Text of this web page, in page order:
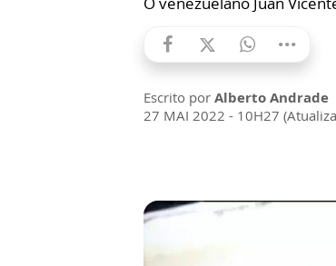
Escrito por Alberto Andrade
27 MAI 2022 - 10H27